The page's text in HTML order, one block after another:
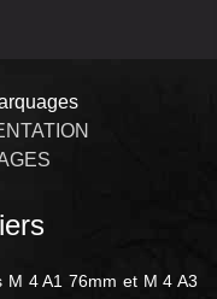
M 4 A1 76mm et M 4 A3